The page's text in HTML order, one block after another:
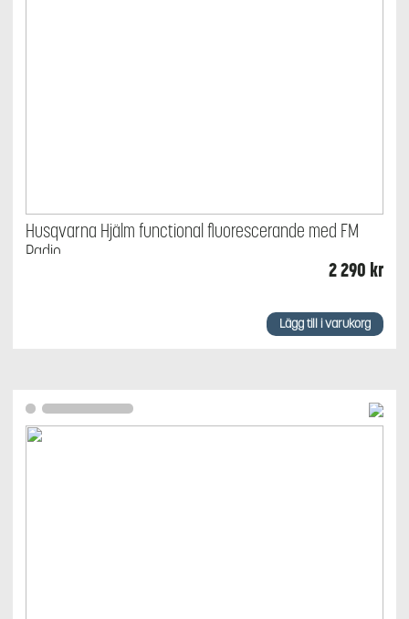
Husqvarna Hjälm functional fluorescerande med FM
Radio
2 290 kr
Lägg till i varukorg